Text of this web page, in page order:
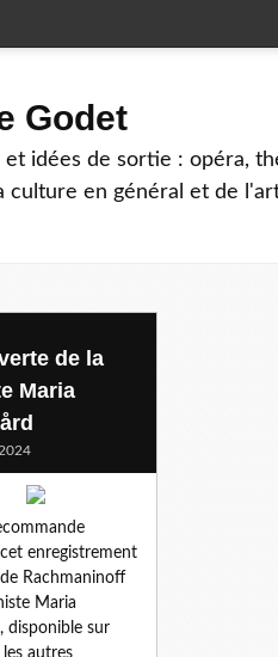
Godet
et idées de sortie : opéra,
culture en général et de
de la
Maria
enregistrement
Rachmaninoff
Maria
disponible sur
autres